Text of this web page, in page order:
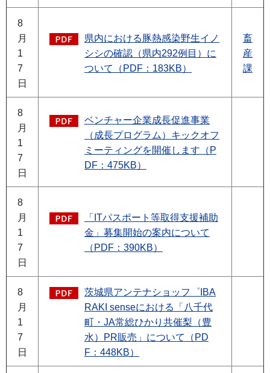
8
月
1
7
日
県内における豚熱感染野生イノ
シシの確認（県内292例目）に
ついて（PDF：183KB）
畜
産
課
8
月
1
7
日
ベンチャー企業成長促進事業
（成長プログラム）キックオフ
ミーティングを開催します（P
DF：475KB）
8
月
1
7
日
「ITパスポート等取得支援補助
金」募集開始の案内について
（PDF：390KB）
8
月
1
7
日
茨城県アンテナショッフ゜IBA
RAKI senseにおける「八千代
町・JA常総ひかり共催梨（豊
水）PR販売」について（PD
F：448KB）